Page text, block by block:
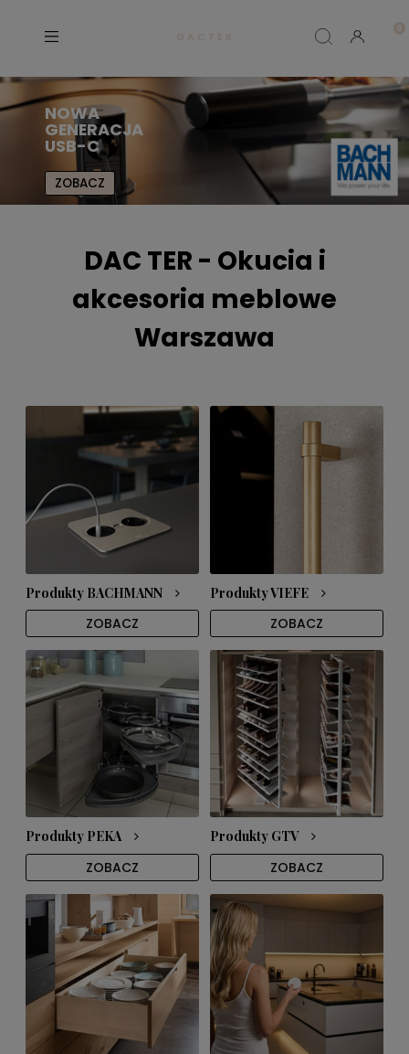
D A C T E R
NOWA
GENERACJA
USB-C
ZOBACZ
DAC TER - Okucia i
akcesoria meblowe
Warszawa
Produkty BACHMANN
ZOBACZ
Produkty VIEFE
ZOBACZ
Produkty PEKA
ZOBACZ
Produkty GTV
ZOBACZ